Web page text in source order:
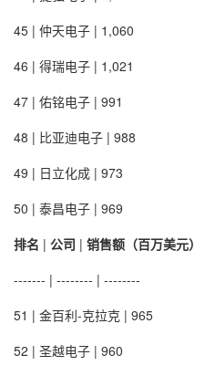
45 | 仲天电子 | 1,060
46 | 得瑞电子 | 1,021
47 | 佑铭电子 | 991
48 | 比亚迪电子 | 988
49 | 日立化成 | 973
50 | 泰昌电子 | 969
排名 | 公司 | 销售额（百万美元）
------- | -------- | --------
51 | 金百利-克拉克 | 965
52 | 圣越电子 | 960